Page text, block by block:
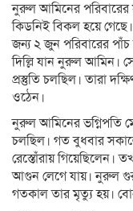
নুরুল আমিনের পরিবারের
কিডনিই বিকল হয়ে গেছে।
জন্য ২ জুন পরিবারের
দিল্লি যান নুরুল আমিন।
প্রস্তুতি চলছিল। তারা
ওঠেন।
নুরুল আমিনের ভগ্নিপতি
চলছিল। গত বুধবার
রেস্তোঁরায় গিয়েছিলেন।
আগুন লেগে যায়। নুরুল
গতকাল তার মৃত্যু হয়।